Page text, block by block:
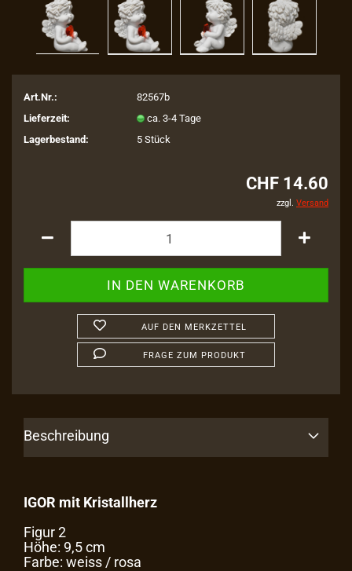
Art.Nr.:
82567b
Lieferzeit:
ca. 3-4 Tage
Lagerbestand:
5Stück
CHF 14.60
zzgl. Versand
AUF DEN MERKZETTEL
FRAGE ZUM PRODUKT
Beschreibung
IGOR mit Kristallherz
Figur 2
Höhe: 9,5 cm
Farbe: weiss / rosa